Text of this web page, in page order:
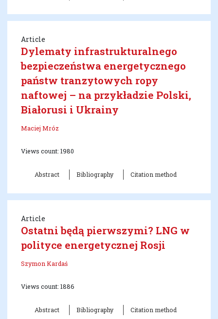
Article
Dylematy infrastrukturalnego
bezpieczeństwa energetycznego
państw tranzytowych ropy
naftowej – na przykładzie Polski,
Białorusi i Ukrainy
Maciej Mróz
Views count: 1980
Abstract Bibliography Citation method
Article
Ostatni będą pierwszymi? LNG w
polityce energetycznej Rosji
Szymon Kardaś
Views count: 1886
Abstract Bibliography Citation method